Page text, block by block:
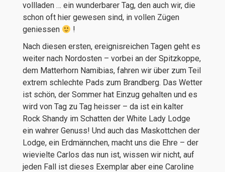
vollladen … ein wunderbarer Tag, den auch wir, die
schon oft hier gewesen sind, in vollen Zügen
geniessen
!
Nach diesen ersten, ereignisreichen Tagen geht es
weiter nach Nordosten – vorbei an der Spitzkoppe,
dem Matterhorn Namibias, fahren wir über zum Teil
extrem schlechte Pads zum Brandberg. Das Wetter
ist schön, der Sommer hat Einzug gehalten und es
wird von Tag zu Tag heisser – da ist ein kalter
Rock Shandy im Schatten der White Lady Lodge
ein wahrer Genuss! Und auch das Maskottchen der
Lodge, ein Erdmännchen, macht uns die Ehre – der
wievielte Carlos das nun ist, wissen wir nicht, auf
jeden Fall ist dieses Exemplar aber eine Caroline